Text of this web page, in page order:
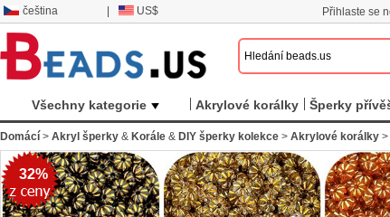
čeština US$ Přihlaste se
Všechny kategorie Akrylové korálky Šperky
Domácí > Akryl šperky & Korále & DIY šperky kolekce > Akrylové korálky >
32%